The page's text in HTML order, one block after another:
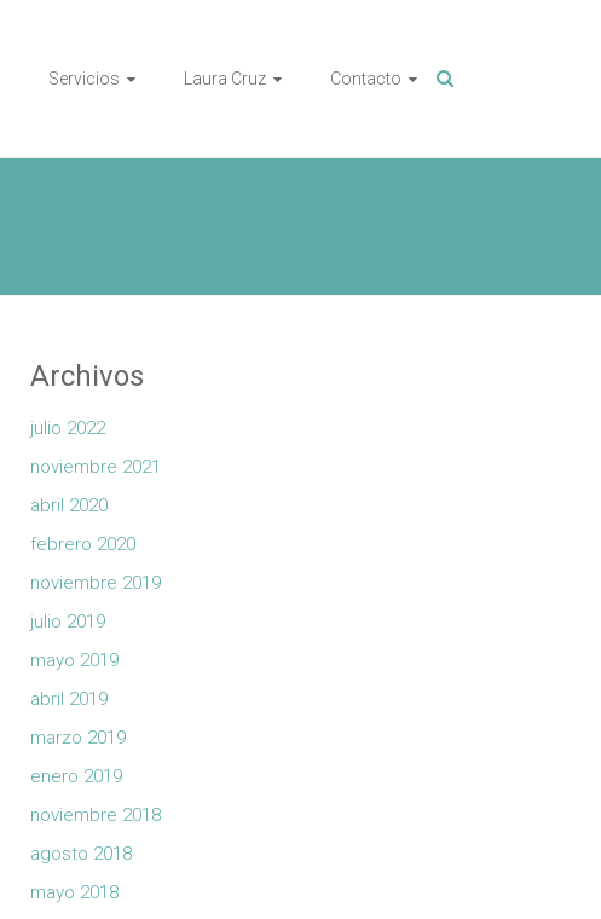
Servicios Laura Cruz Contacto
Archivos
julio 2022
noviembre 2021
abril 2020
febrero 2020
noviembre 2019
julio 2019
mayo 2019
abril 2019
marzo 2019
enero 2019
noviembre 2018
agosto 2018
mayo 2018